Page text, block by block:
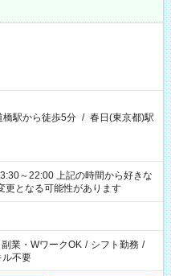
橋駅から徒歩5分 / 春日(東京都)駅
の時間から好きな
となる可能性があります
副業・WワークOK / シフト勤務 /
ル不要